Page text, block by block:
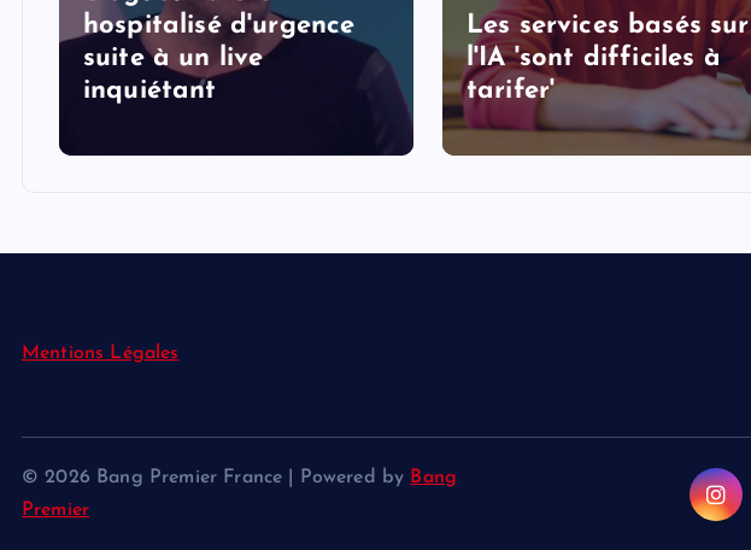
hospitalisé d'urgence
suite à un live
inquiétant
Les services basés sur
l'IA 'sont difficiles à
tarifer'
Mentions Légales
© 2026 Bang Premier France | Powered by Bang
Premier